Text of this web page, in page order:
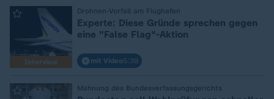
Interview
Drohnen-Vorfall am Flughafen
:
Experte: Diese Gründe sprechen gegen
eine "False Flag"-Aktion
mit Video5:39
Mahnung des Bundesverfassungsgerichts
: